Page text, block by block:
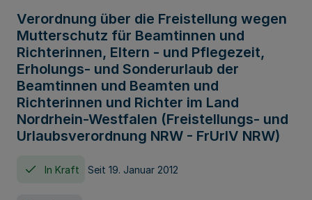
Verordnung über die Freistellung wegen
Mutterschutz für Beamtinnen und
Richterinnen, Eltern - und Pflegezeit,
Erholungs- und Sonderurlaub der
Beamtinnen und Beamten und
Richterinnen und Richter im Land
Nordrhein-Westfalen (Freistellungs- und
Urlaubsverordnung NRW - FrUrlV NRW)
In Kraft Seit 19. Januar 2012